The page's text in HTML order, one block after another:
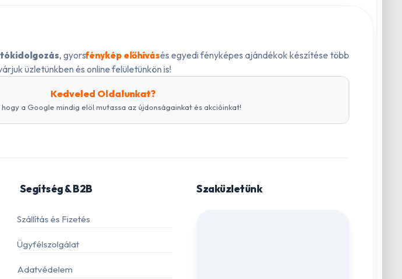
, gyorsfénykép előhívásés egyedi fényképes ajándékok készítése több
üzletünkben és online felületünkön is!
Kedveled Oldalunkat?
a Google mindig elöl mutassa az újdonságainkat és akcióinkat!
Segítség & B2B
Szállítás és Fizetés
Ügyfélszolgálat
Adatvédelem
Szaküzletünk